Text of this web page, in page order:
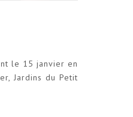
le 15 janvier en
Jardins du Petit